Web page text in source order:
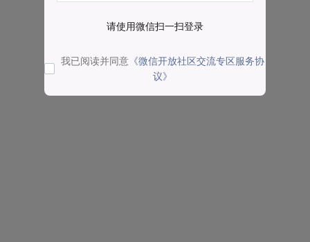
请使用微信扫一扫登录
我已阅读并同意 《微信开放社区交流专区服务协
议》